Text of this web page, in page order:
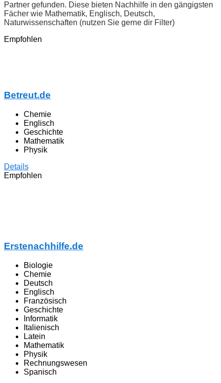
Partner gefunden. Diese bieten Nachhilfe in den gängigsten
Fächer wie Mathematik, Englisch, Deutsch,
Naturwissenschaften (nutzen Sie gerne dir Filter)
Empfohlen
Betreut.de
Chemie
Englisch
Geschichte
Mathematik
Physik
Details
Empfohlen
Erstenachhilfe.de
Biologie
Chemie
Deutsch
Englisch
Französisch
Geschichte
Informatik
Italienisch
Latein
Mathematik
Physik
Rechnungswesen
Spanisch